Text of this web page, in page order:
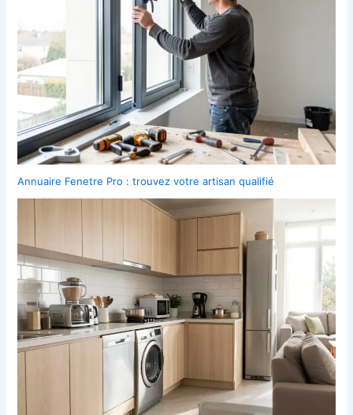
Annuaire Fenetre Pro : trouvez votre artisan qualifié